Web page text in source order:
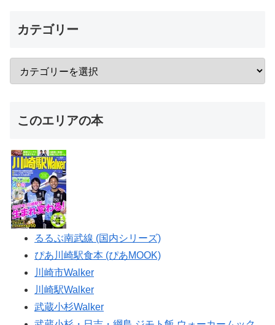
カテゴリー
このエリアの本
るるぶ南武線 (国内シリーズ)
ぴあ川崎駅食本 (ぴあMOOK)
川崎市Walker
川崎駅Walker
武蔵小杉Walker